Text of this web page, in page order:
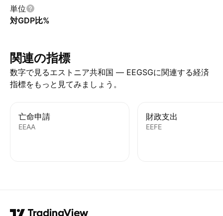
単位
対GDP比%
関連の指標
数字で見るエストニア共和国 — EEGSGに関連する経済
指標をもっと見てみましょう。
亡命申請
EEAA
財政支出
EEFE